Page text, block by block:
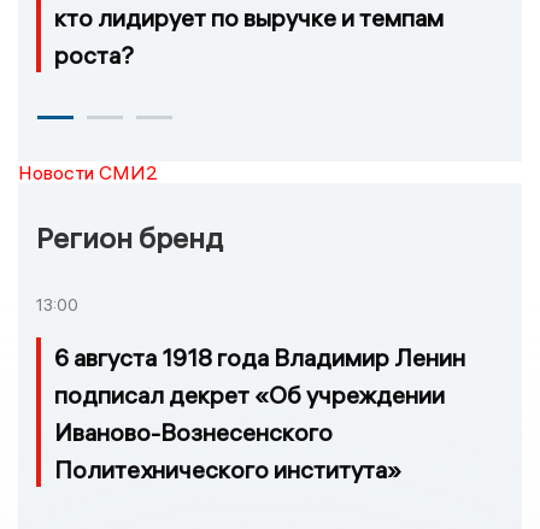
кто лидирует по выручке и темпам
роста?
Новости СМИ2
Регион бренд
13:00
6 августа 1918 года Владимир Ленин
подписал декрет «Об учреждении
Иваново-Вознесенского
Политехнического института»